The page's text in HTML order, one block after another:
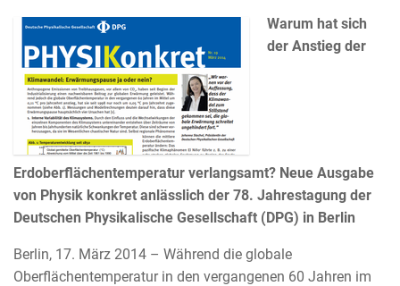
Warum hat sich
der Anstieg der
Erdoberflächentemperatur verlangsamt? Neue Ausgabe
von Physik konkret anlässlich der 78. Jahrestagung der
Deutschen Physikalische Gesellschaft (DPG) in Berlin
Berlin, 17. März 2014 – Während die globale
Oberflächentemperatur in den vergangenen 60 Jahren im